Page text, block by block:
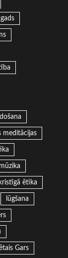
meditācijas
kristīgā ētika
lūgšana
Gars